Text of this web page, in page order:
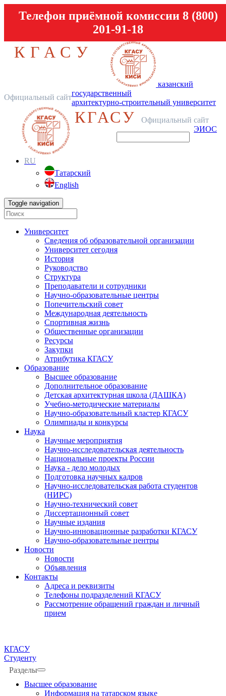
Телефон приёмной комиссии 8 (800)
201-91-18
КГАСУ
Официальный сайт
казанский
государственный
архитектурно-строительный университет
КГАСУ
Официальный сайт
ЭИОС
RU
Татарский
English
Toggle navigation
Университет
Сведения об образовательной организации
Университет сегодня
История
Руководство
Структура
Преподаватели и сотрудники
Научно-образовательные центры
Попечительский совет
Международная деятельность
Спортивная жизнь
Общественные организации
Ресурсы
Закупки
Атрибутика КГАСУ
Образование
Высшее образование
Дополнительное образование
Детская архитектурная школа (ДАШКА)
Учебно-методические материалы
Научно-образовательный кластер КГАСУ
Олимпиады и конкурсы
Наука
Научные мероприятия
Научно-исследовательская деятельность
Национальные проекты России
Наука - дело молодых
Подготовка научных кадров
Научно-исследовательская работа студентов
(НИРС)
Научно-технический совет
Диссертационный совет
Научные издания
Научно-инновационные разработки КГАСУ
Научно-образовательные центры
Новости
Новости
Объявления
Контакты
Адреса и реквизиты
Телефоны подразделений КГАСУ
Рассмотрение обращений граждан и личный
прием
КГАСУ
Студенту
Разделы
Высшее образование
Информация на татарском языке